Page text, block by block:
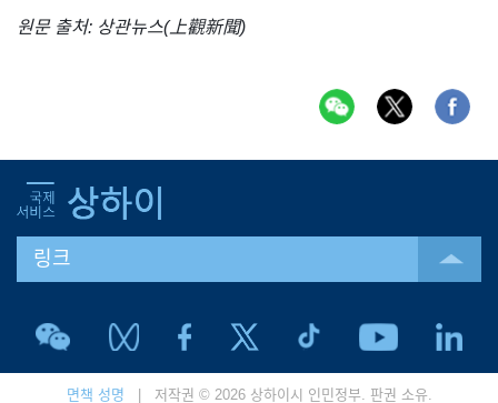
원문 출처: 상관뉴스(上觀新聞)
링크
면책 성명 | 저작권 © 2026 상하이시 인민정부. 판권 소유.